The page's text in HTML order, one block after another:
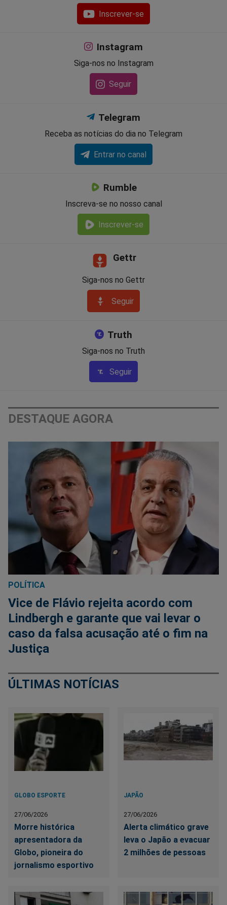
Inscrever-se
Instagram
Siga-nos no Instagram
Seguir
Telegram
Receba as notícias do dia no Telegram
Entrar no canal
Rumble
Inscreva-se no nosso canal
Inscrever-se
Gettr
Siga-nos no Gettr
Seguir
Truth
Siga-nos no Truth
Seguir
DESTAQUE AGORA
POLÍTICA
Vice de Flávio rejeita acordo com
Lindbergh e garante que vai levar o
caso da falsa acusação até o fim na
Justiça
ÚLTIMAS NOTÍCIAS
GLOBO ESPORTE
27/06/2026
Morre histórica
apresentadora da
Globo, pioneira do
jornalismo esportivo
JAPÃO
27/06/2026
Alerta climático grave
leva o Japão a evacuar
2 milhões de pessoas